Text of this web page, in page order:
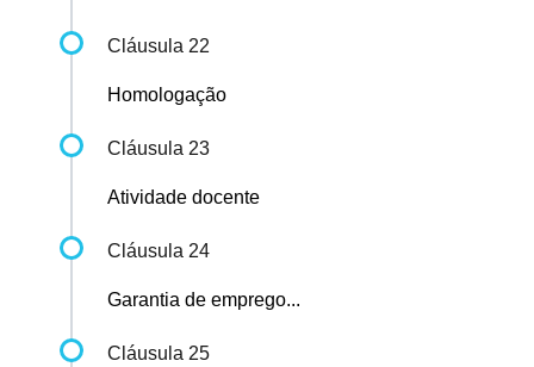
Cláusula 22
Homologação
Cláusula 23
Atividade docente
Cláusula 24
Garantia de emprego...
Cláusula 25